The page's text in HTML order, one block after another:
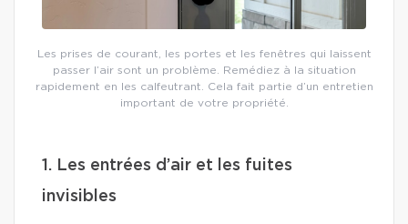
Les prises de courant, les portes et les fenêtres qui laissent
passer l’air sont un problème. Remédiez à la situation
rapidement en les calfeutrant. Cela fait partie d’un entretien
important de votre propriété.
1. Les entrées d’air et les fuites
invisibles